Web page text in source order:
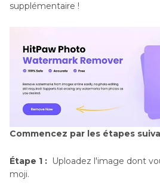
supplémentaire !
Commencez par les étapes
Étape 1 : Uploadez l'image dont
moji.